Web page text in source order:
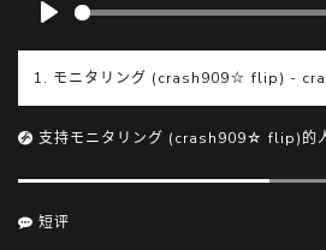
1. モニタリング (crash909☆ flip) -
支持モニタリング (crash909☆ flip)的
短评